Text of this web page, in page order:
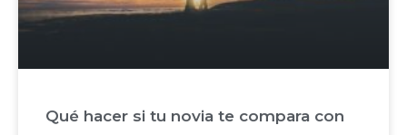
Qué hacer si tu novia te compara con